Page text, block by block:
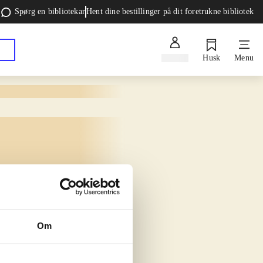
Om
Spørg en bibliotekarHent dine bestillinger på dit foretrukne bibliotek
Husk Menu